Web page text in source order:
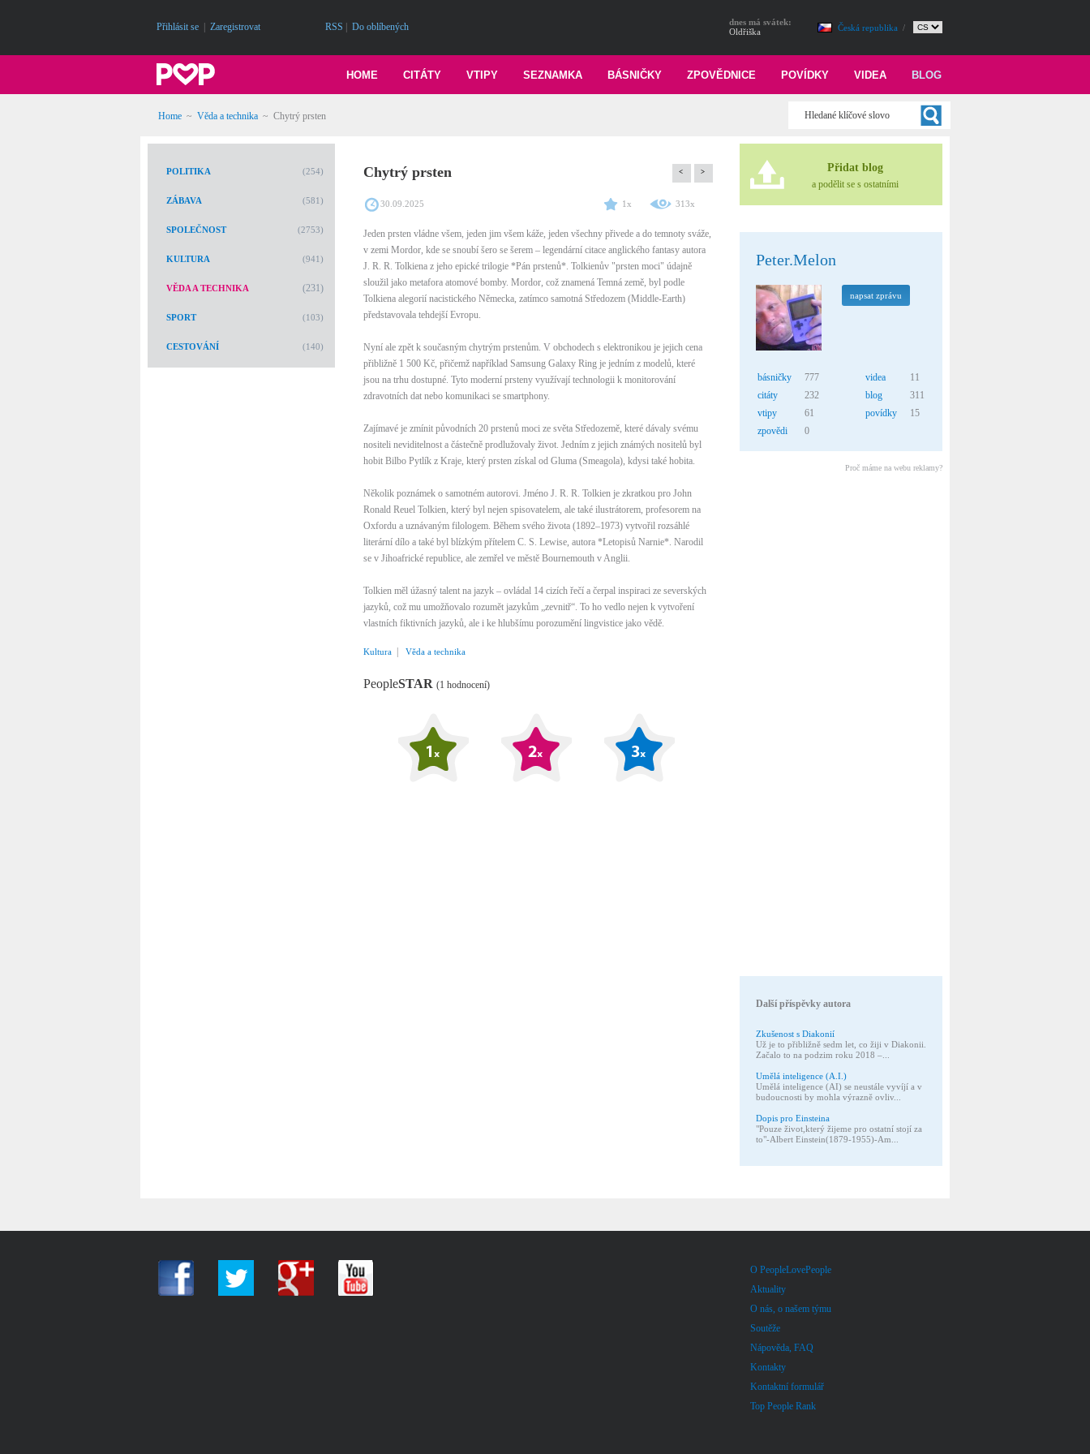
Přihlásit se Zaregistrovat RSS Do oblíbených Česká republika /
dnes má svátek:
Oldřiška
BLOG
VIDEA
POVÍDKY
ZPOVĚDNICE
BÁSNIČKY
SEZNAMKA
VTIPY
CITÁTY
HOME
Home ~ Věda a technika ~ Chytrý prsten
POLITIKA (254)
ZÁBAVA (581)
SPOLEČNOST (2753)
KULTURA (941)
VĚDA A TECHNIKA (231)
SPORT (103)
CESTOVÁNÍ (140)
Chytrý prsten < >
30.09.2025 1x 313x
Jeden prsten vládne všem, jeden jim všem káže, jeden všechny přivede a do temnoty sváže,
v zemi Mordor, kde se snoubí šero se šerem – legendární citace anglického fantasy autora
J. R. R. Tolkiena z jeho epické trilogie *Pán prstenů*. Tolkienův "prsten moci" údajně
sloužil jako metafora atomové bomby. Mordor, což znamená Temná země, byl podle
Tolkiena alegorií nacistického Německa, zatímco samotná Středozem (Middle-Earth)
představovala tehdejší Evropu.
Nyní ale zpět k současným chytrým prstenům. V obchodech s elektronikou je jejich cena
přibližně 1 500 Kč, přičemž například Samsung Galaxy Ring je jedním z modelů, které
jsou na trhu dostupné. Tyto moderní prsteny využívají technologii k monitorování
zdravotních dat nebo komunikaci se smartphony.
Zajímavé je zmínit původních 20 prstenů moci ze světa Středozemě, které dávaly svému
nositeli neviditelnost a částečně prodlužovaly život. Jedním z jejich známých nositelů byl
hobit Bilbo Pytlík z Kraje, který prsten získal od Gluma (Smeagola), kdysi také hobita.
Několik poznámek o samotném autorovi. Jméno J. R. R. Tolkien je zkratkou pro John
Ronald Reuel Tolkien, který byl nejen spisovatelem, ale také ilustrátorem, profesorem na
Oxfordu a uznávaným filologem. Během svého života (1892–1973) vytvořil rozsáhlé
literární dílo a také byl blízkým přítelem C. S. Lewise, autora *Letopisů Narnie*. Narodil
se v Jihoafrické republice, ale zemřel ve městě Bournemouth v Anglii.
Tolkien měl úžasný talent na jazyk – ovládal 14 cizích řečí a čerpal inspiraci ze severských
jazyků, což mu umožňovalo rozumět jazykům „zevnitř“. To ho vedlo nejen k vytvoření
vlastních fiktivních jazyků, ale i ke hlubšímu porozumění lingvistice jako vědě.
Kultura Věda a technika
PeopleSTAR (1 hodnocení)
Přidat blog
a podělit se s ostatními
Peter.Melon
napsat zprávu
básničky
777
citáty
232
vtipy
61
zpovědi
0
videa
11
blog
311
povídky
15
Proč máme na webu reklamy?
Další příspěvky autora
Zkušenost s Diakonií
Už je to přibližně sedm let, co žiji v Diakonii.
Začalo to na podzim roku 2018 –...
Umělá inteligence (A.I.)
Umělá inteligence (AI) se neustále vyvíjí a v
budoucnosti by mohla výrazně ovliv...
Dopis pro Einsteina
"Pouze život,který žijeme pro ostatní stojí za
to"-Albert Einstein(1879-1955)-Am...
O PeopleLovePeople
Aktuality
O nás, o našem týmu
Soutěže
Nápověda, FAQ
Kontakty
Kontaktní formulář
Top People Rank